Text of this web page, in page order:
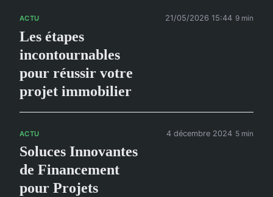
ACTU
Les étapes
incontournables
pour réussir votre
projet immobilier
21/05/2026 15:44 9 min
ACTU
Soluces Innovantes
de Financement
pour Projets
4 décembre 2024 5 min